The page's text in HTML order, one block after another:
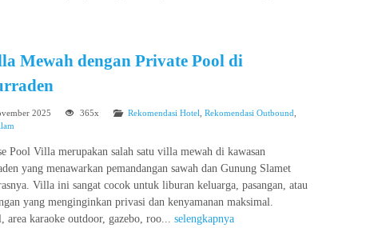
Mewah dengan Private Pool di
2025 365x Rekomendasi Hotel Rekomendasi Outbound
Pool Villa merupakan salah satu villa mewah di kawasan
yang menawarkan pemandangan sawah dan Gunung Slamet
Villa ini sangat cocok untuk liburan keluarga, pasangan, atau
yang menginginkan privasi dan kenyamanan maksimal.
karaoke outdoor, gazebo, roo... selengkapnya